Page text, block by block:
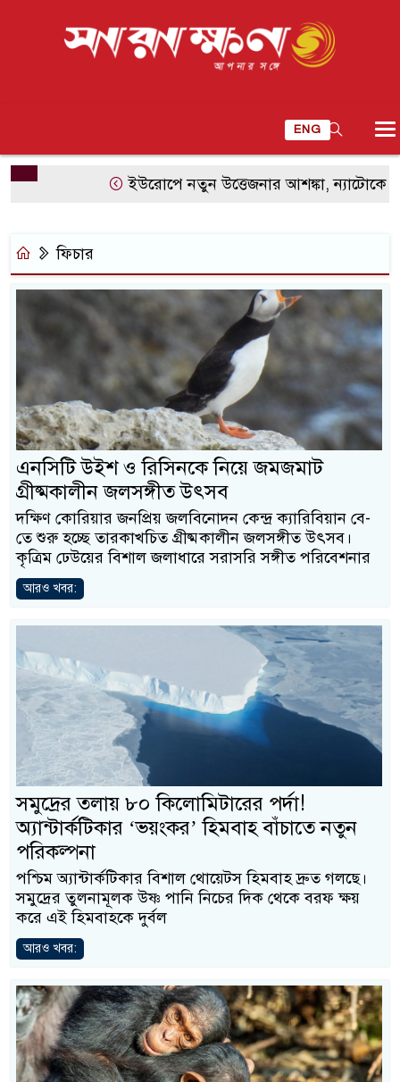
ENG
ইউরোপে নতুন উত্তেজনার আশঙ্কা, ন্যাটোকে সীমিত
ফিচার
এনসিটি উইশ ও রিসিনকে নিয়ে জমজমাট
গ্রীষ্মকালীন জলসঙ্গীত উৎসব
দক্ষিণ কোরিয়ার জনপ্রিয় জলবিনোদন কেন্দ্র ক্যারিবিয়ান বে-
তে শুরু হচ্ছে তারকাখচিত গ্রীষ্মকালীন জলসঙ্গীত উৎসব।
কৃত্রিম ঢেউয়ের বিশাল জলাধারে সরাসরি সঙ্গীত পরিবেশনার
আরও খবর:
সমুদ্রের তলায় ৮০ কিলোমিটারের পর্দা!
অ্যান্টার্কটিকার ‘ভয়ংকর’ হিমবাহ বাঁচাতে নতুন
পরিকল্পনা
পশ্চিম অ্যান্টার্কটিকার বিশাল থোয়েটস হিমবাহ দ্রুত গলছে।
সমুদ্রের তুলনামূলক উষ্ণ পানি নিচের দিক থেকে বরফ ক্ষয়
করে এই হিমবাহকে দুর্বল
আরও খবর: